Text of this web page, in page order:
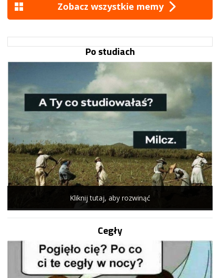
Zobacz wszystkie memy
Po studiach
Kliknij tutaj, aby rozwinąć
Cegły